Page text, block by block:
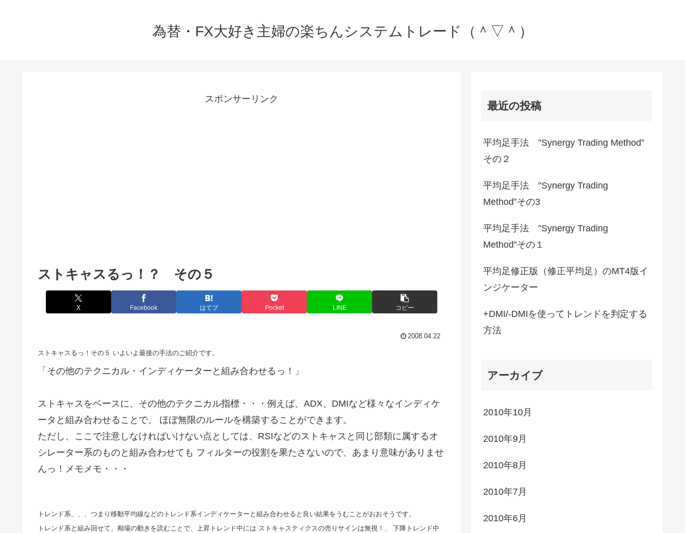
為替・FX大好き主婦の楽ちんシステムトレード（＾▽＾）
スポンサーリンク
ストキャスるっ！？ その５
X Facebook はてブ Pocket LINE コピー
2008.04.22
ストキャスるっ！その５ いよいよ最後の手法のご紹介です。
「その他のテクニカル・インディケーターと組み合わせるっ！」
ストキャスをベースに、その他のテクニカル指標・・・例えば、ADX、DMIなど様々なインディケ
ータと組み合わせることで、 ほぼ無限のルールを構築することができます。
ただし、ここで注意しなければいけない点としては、RSIなどのストキャスと同じ部類に属するオ
シレーター系のものと組み合わせても フィルターの役割を果たさないので、あまり意味がありませ
んっ！メモメモ・・・
トレンド系、、、つまり移動平均線などのトレンド系インディケーターと組み合わせると良い結果をうむことがおおそうです。
トレンド系と組み回せて、相場の動きを読むことで、上昇トレンド中には ストキャスティクスの売りサインは無視！、 下降トレンド中
最近の投稿
平均足手法 ”Synergy Trading Method”
その２
平均足手法 ”Synergy Trading
Method”その3
平均足手法 ”Synergy Trading
Method”その１
平均足修正版（修正平均足）のMT4版イ
ンジケーター
+DMI/-DMIを使ってトレンドを判定する
方法
アーカイブ
2010年10月
2010年9月
2010年8月
2010年7月
2010年6月